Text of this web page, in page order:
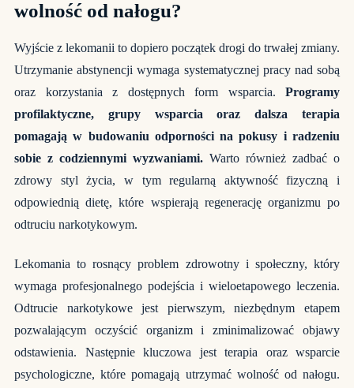
wolność od nałogu?
Wyjście z lekomanii to dopiero początek drogi do trwałej zmiany.
Utrzymanie abstynencji wymaga systematycznej pracy nad sobą
oraz korzystania z dostępnych form wsparcia. Programy
profilaktyczne, grupy wsparcia oraz dalsza terapia
pomagają w budowaniu odporności na pokusy i radzeniu
sobie z codziennymi wyzwaniami. Warto również zadbać o
zdrowy styl życia, w tym regularną aktywność fizyczną i
odpowiednią dietę, które wspierają regenerację organizmu po
odtruciu narkotykowym.
Lekomania to rosnący problem zdrowotny i społeczny, który
wymaga profesjonalnego podejścia i wieloetapowego leczenia.
Odtrucie narkotykowe jest pierwszym, niezbędnym etapem
pozwalającym oczyścić organizm i zminimalizować objawy
odstawienia. Następnie kluczowa jest terapia oraz wsparcie
psychologiczne, które pomagają utrzymać wolność od nałogu.